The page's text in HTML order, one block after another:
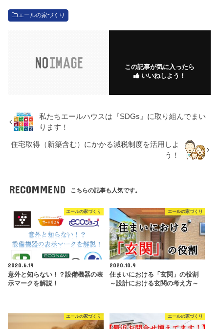
エールの家づくり
この記事が気に入ったら
いいねしよう！
私たちエールハウスは『SDGs』に取り組んでまい
ります！
住宅取得（新築含む）にかかる減税制度を活用しよ
う！
RECOMMEND こちらの記事も人気です。
エールの家づくり
2020.6.19
意外と知らない！？設備機器の表
示マークを解説！
エールの家づくり
2020.10.9
住まいにおける「玄関」の役割
～設計における玄関の考え方～
エールの家づくり エールの家づくり